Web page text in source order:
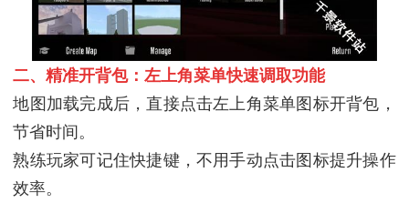
二、精准开背包：左上角菜单快速调取功能
地图加载完成后，直接点击左上角菜单图标开背包，
节省时间。
熟练玩家可记住快捷键，不用手动点击图标提升操作
效率。